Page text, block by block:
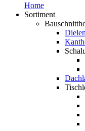
Home
Sortiment